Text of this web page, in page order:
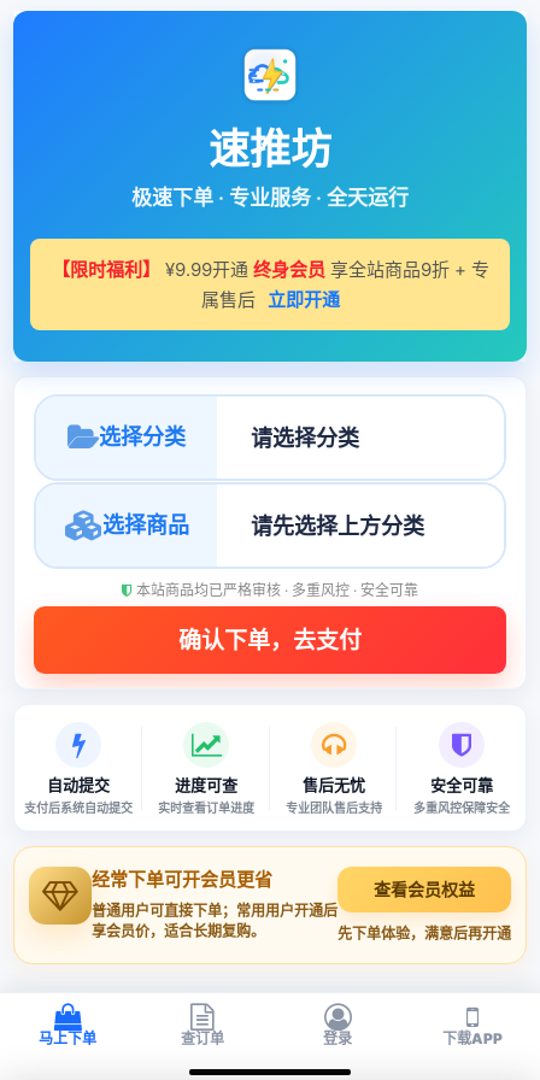
速推坊
极速下单 · 专业服务 · 全天运行
【限时福利】 ¥9.99开通 终身会员 享全站商品9折 + 专
属售后 立即开通
选择分类
选择商品
本站商品均已严格审核 · 多重风控 · 安全可靠
自动提交
支付后系统自动提交
进度可查
实时查看订单进度
售后无忧
专业团队售后支持
安全可靠
多重风控保障安全
经常下单可开会员更省
普通用户可直接下单；常用用户开通后
享会员价，适合长期复购。
查看会员权益
先下单体验，满意后再开通
马上下单 查订单 登录 下载APP